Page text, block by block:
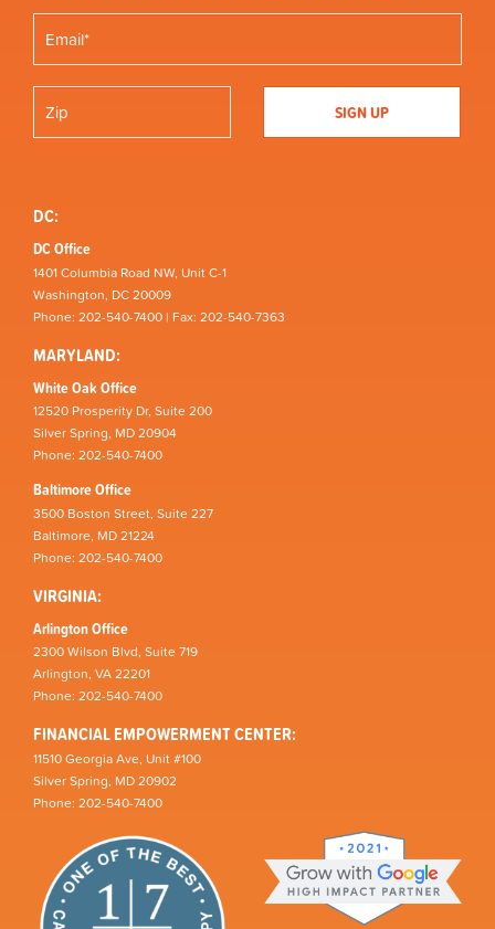
DC:
DC Office
1401 Columbia Road NW, Unit C-1
Washington, DC 20009
Phone: 202-540-7400 | Fax: 202-540-7363
MARYLAND:
White Oak Office
12520 Prosperity Dr, Suite 200
Silver Spring, MD 20904
Phone: 202-540-7400
Baltimore Office
3500 Boston Street, Suite 227
Baltimore, MD 21224
Phone: 202-540-7400
VIRGINIA:
Arlington Office
2300 Wilson Blvd, Suite 719
Arlington, VA 22201
Phone: 202-540-7400
FINANCIAL EMPOWERMENT CENTER:
11510 Georgia Ave, Unit #100
Silver Spring, MD 20902
Phone: 202-540-7400